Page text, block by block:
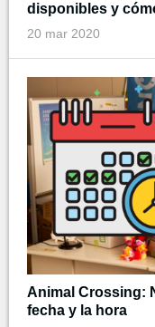
disponibles y
20 mar 2020
Animal Crossing:
fecha y la hora